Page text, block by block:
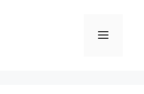
Menu